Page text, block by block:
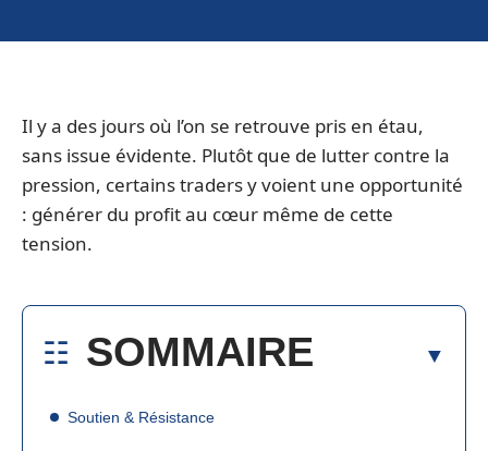
Il y a des jours où l’on se retrouve pris en étau,
sans issue évidente. Plutôt que de lutter contre la
pression, certains traders y voient une opportunité
: générer du profit au cœur même de cette
tension.
SOMMAIRE
Soutien & Résistance